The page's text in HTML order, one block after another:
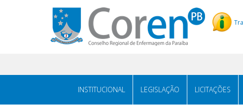
INSTITUCIONAL LEGISLAÇÃO LICITAÇÕES